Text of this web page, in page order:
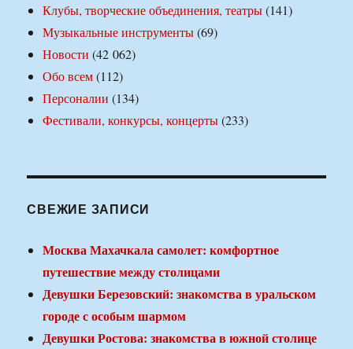
Клубы, творческие объединения, театры(141)
Музыкальные инструменты(69)
Новости (42 062)
Обо всем(112)
Персоналии (134)
Фестивали, конкурсы, концерты(233)
СВЕЖИЕ ЗАПИСИ
Москва Махачкала самолет: комфортное
путешествие между столицами
Девушки Березовский: знакомства в уральском
городе с особым шармом
Девушки Ростова: знакомства в южной столице